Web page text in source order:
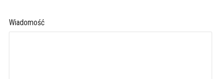
Wiadomość